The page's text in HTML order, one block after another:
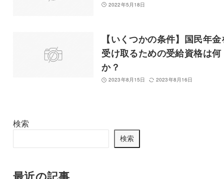
2022年5月18日
【いくつかの条件】国民年金
受け取るための受給資格は何
か？
2023年8月15日 2023年8月16日
検索
検索